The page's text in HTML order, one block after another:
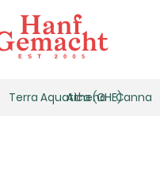
Terra Aquatica (GHE)
Athena Canna